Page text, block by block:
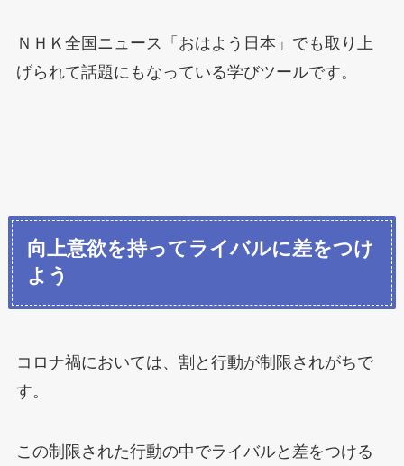
ＮＨＫ全国ニュース「おはよう日本」でも取り上
げられて話題にもなっている学びツールです。
向上意欲を持ってライバルに差をつけ
よう
コロナ禍においては、割と行動が制限されがちで
す。
この制限された行動の中でライバルと差をつける